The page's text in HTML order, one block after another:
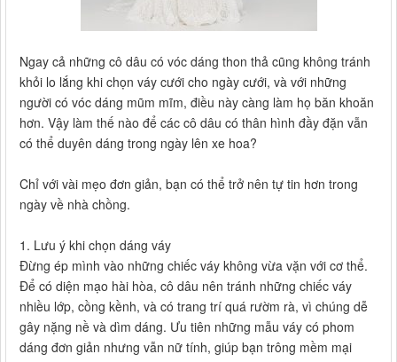
Ngay cả những cô dâu có vóc dáng thon thả cũng không tránh
khỏi lo lắng khi chọn váy cưới cho ngày cưới, và với những
người có vóc dáng mũm mĩm, điều này càng làm họ băn khoăn
hơn. Vậy làm thế nào để các cô dâu có thân hình đầy đặn vẫn
có thể duyên dáng trong ngày lên xe hoa?
Chỉ với vài mẹo đơn giản, bạn có thể trở nên tự tin hơn trong
ngày về nhà chồng.
1. Lưu ý khi chọn dáng váy
Đừng ép mình vào những chiếc váy không vừa vặn với cơ thể.
Để có diện mạo hài hòa, cô dâu nên tránh những chiếc váy
nhiều lớp, cồng kềnh, và có trang trí quá rườm rà, vì chúng dễ
gây nặng nề và dìm dáng. Ưu tiên những mẫu váy có phom
dáng đơn giản nhưng vẫn nữ tính, giúp bạn trông mềm mại